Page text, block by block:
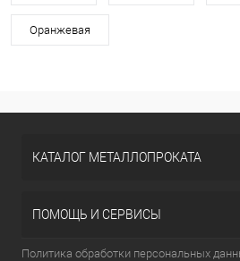
Оранжевая
КАТАЛОГ МЕТАЛЛОПРОКАТА
ПОМОЩЬ И СЕРВИСЫ
Политика обработки персональных